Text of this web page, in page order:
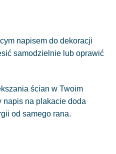
napisem do dekoracji
samodzielnie lub oprawić
ścian w Twoim
na plakacie doda
od samego rana.